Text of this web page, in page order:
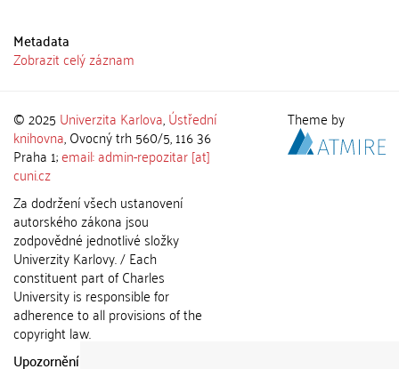
Metadata
Zobrazit celý záznam
© 2025 Univerzita Karlova,Ústřední
knihovna, Ovocný trh 560/5, 116 36
Praha 1;email: admin-repozitar [at]
cuni.cz
Za dodržení všech ustanovení
autorského zákona jsou
zodpovědné jednotlivé složky
Univerzity Karlovy. / Each
constituent part of Charles
University is responsible for
adherence to all provisions of the
copyright law.
Upozornění / Notice:
Theme by